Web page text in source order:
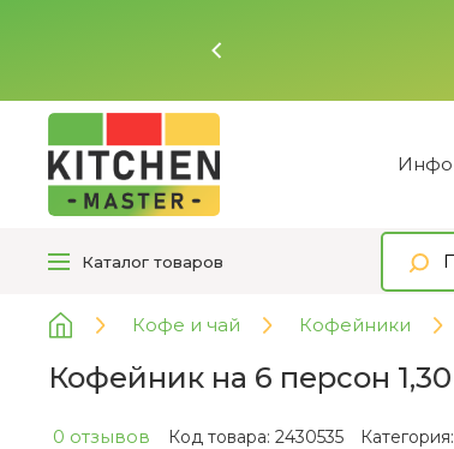
Каталог товаров
Кофе и чай Кофейники
Кофейник на 6 персон
0 отзывов Код товара: 2430535 Категория: